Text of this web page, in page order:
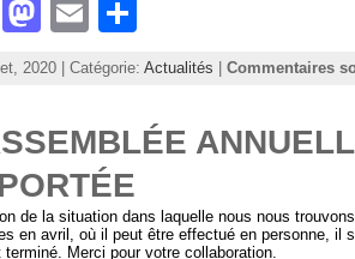
o
n
F
M
a
st
o
d
o
n
E
m
ai
l
h
e
2020 | Catégorie: Actualités Commentaires
de la situation dans laquelle nous nous
en avril, où il peut être effectué en personne, il
terminé. Merci pour votre collaboration.